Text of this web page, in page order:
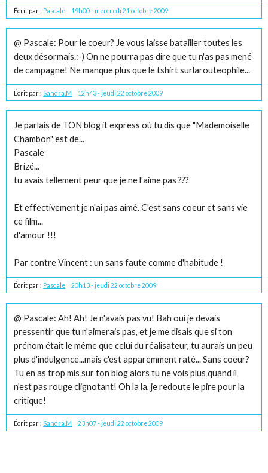
Écrit par : Pascale 19h00- mercredi 21 octobre 2009
@ Pascale: Pour le coeur? Je vous laisse batailler toutes les
deux désormais.:-) On ne pourra pas dire que tu n'as pas mené
de campagne! Ne manque plus que le tshirt surlarouteophile...
Écrit par : Sandra.M 12h43-jeudi 22 octobre 2009
Je parlais de TON blog it express où tu dis que "Mademoiselle
Chambon" est de...
Pascale
Brizé...
tu avais tellement peur que je ne l'aime pas ???
Et effectivement je n'ai pas aimé. C'est sans coeur et sans vie
ce film...
d'amour !!!
Par contre Vincent : un sans faute comme d'habitude !
Écrit par : Pascale 20h13- jeudi 22 octobre 2009
@ Pascale: Ah! Ah! Je n'avais pas vu! Bah oui je devais
pressentir que tu n'aimerais pas, et je me disais que si ton
prénom était le même que celui du réalisateur, tu aurais un peu
plus d'indulgence...mais c'est apparemment raté... Sans coeur?
Tu en as trop mis sur ton blog alors tu ne vois plus quand il
n'est pas rouge clignotant! Oh la la, je redoute le pire pour la
critique!
Écrit par : Sandra.M 23h07-jeudi 22 octobre 2009